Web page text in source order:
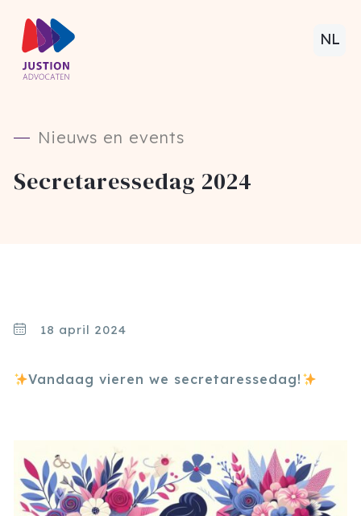
NL
Nieuws en events
Secretaressedag 2024
18 april 2024
Vandaag vieren we secretaressedag!